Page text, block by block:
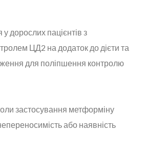
дорослих пацієнтів з
ЦД2 на додаток до дієти та
для поліпшення контролю
застосування метформіну
або наявність